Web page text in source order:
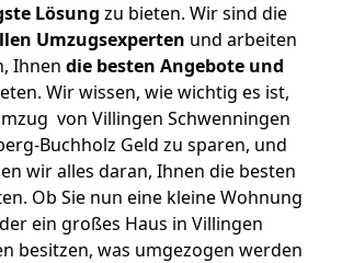
Lösung zu bieten. Wir sind die
Umzugsexperten und arbeiten
Ihnen die besten Angebote und
Wir wissen, wie wichtig es ist,
von Villingen Schwenningen
Buchholz Geld zu sparen, und
wir alles daran, Ihnen die besten
Ob Sie nun eine kleine Wohnung
ein großes Haus in Villingen
besitzen, was umgezogen werden